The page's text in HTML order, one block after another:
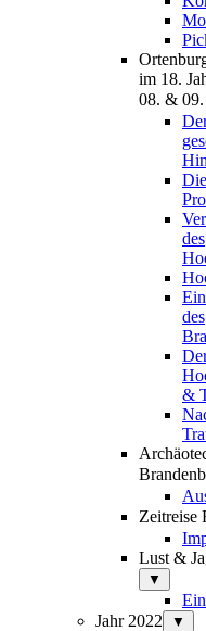
im 18.
08. & 09.
Die
des
des
&
Zeitreise
Lust &
▼
Jahr 2022
▼